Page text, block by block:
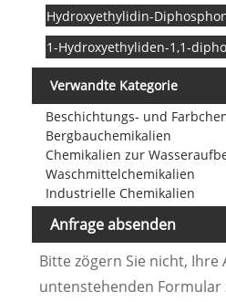
Hydroxyethylidin-
1-Hydroxyethyliden-1,1-
Verwandte Kategorie
Beschichtungs- und
Bergbauchemikalien
Chemikalien zur
Waschmittelchemikalien
Industrielle Chemikalien
Anfrage absenden
Bitte zögern Sie nicht, Ihre
untenstehenden Formular